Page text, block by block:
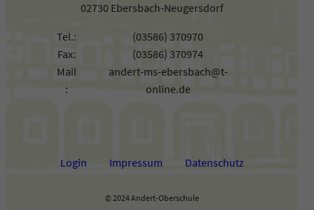
02730 Ebersbach-Neugersdorf
Tel.:
(03586) 370970
Fax:
(03586) 370974
Mail
:
andert-ms-ebersbach@t-
online.de
© 2024 Andert-Oberschule
Login Impressum Datenschutz